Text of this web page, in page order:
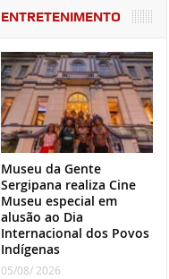
ENTRETENIMENTO
Museu da Gente
Sergipana realiza Cine
Museu especial em
alusão ao Dia
Internacional dos Povos
Indígenas
05/08/ 2026